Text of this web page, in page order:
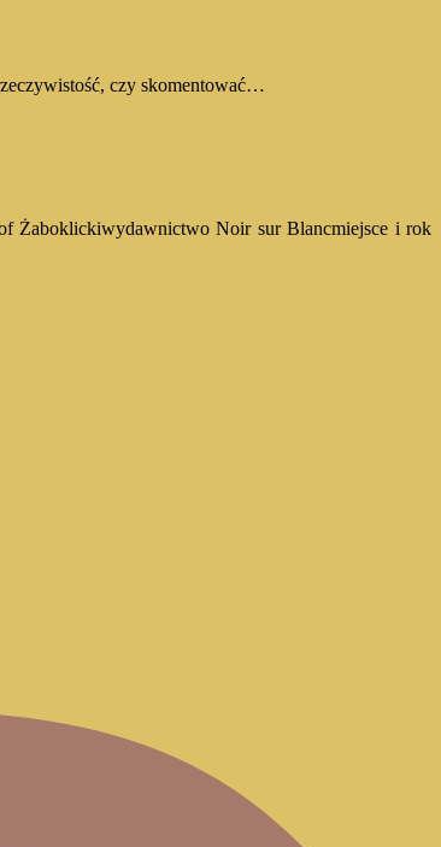
czy skomentować…
Żaboklickiwydawnictwo Noir sur Blancmiejsce i rok